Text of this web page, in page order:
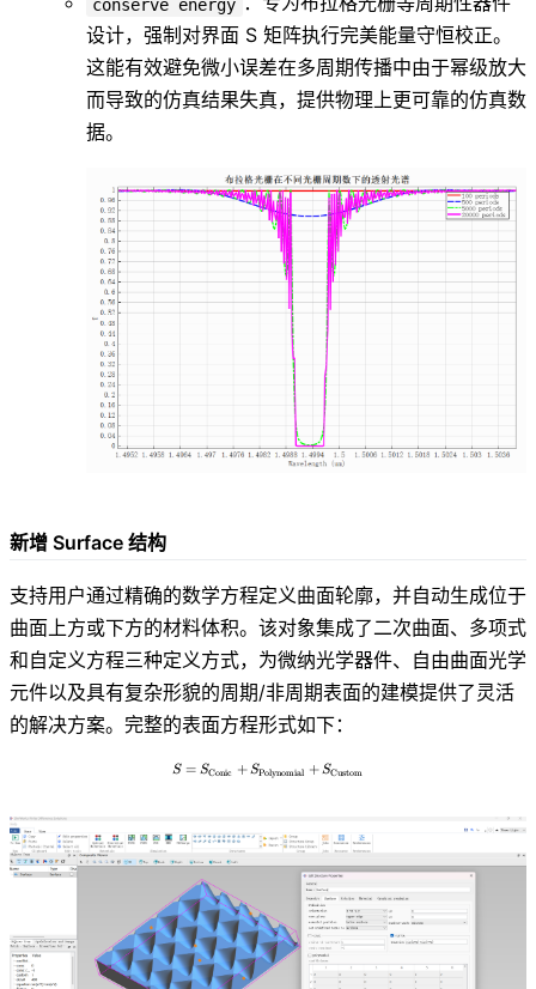
conserve energy
设计，强制对界面 S 矩阵执行完美能量守恒校正。
这能有效避免微小误差在多周期传播中由于幂级放大
而导致的仿真结果失真，提供物理上更可靠的仿真数
据。
新增 Surface 结构
支持用户通过精确的数学方程定义曲面轮廓，并自动生成位于
曲面上方或下方的材料体积。该对象集成了二次曲面、多项式
和自定义方程三种定义方式，为微纳光学器件、自由曲面光学
元件以及具有复杂形貌的周期/非周期表面的建模提供了灵活
的解决方案。完整的表面方程形式如下：
S = S_{\text{Conic}} +
S = SConic + SPolynomial + SCustom